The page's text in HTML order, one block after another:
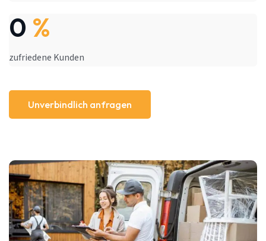
0 %
zufriedene Kunden
Unverbindlich anfragen